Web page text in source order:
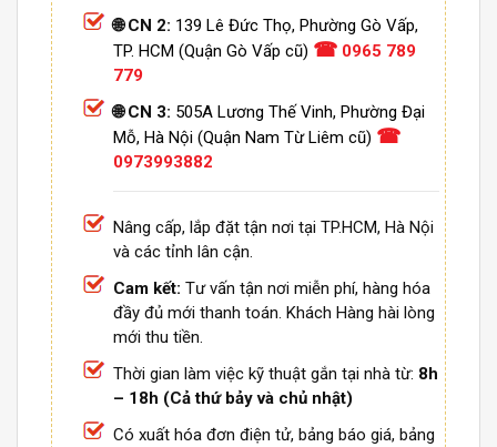
🌐 CN 2: 139 Lê Đức Thọ, Phường Gò Vấp,
TP. HCM (Quận Gò Vấp cũ) ☎ 0965 789
779
🌐 CN 3: 505A Lương Thế Vinh, Phường Đại
Mỗ, Hà Nội (Quận Nam Từ Liêm cũ) ☎
0973993882
Nâng cấp, lắp đặt tận nơi tại TP.HCM, Hà Nội
và các tỉnh lân cận.
Cam kết: Tư vấn tận nơi miễn phí, hàng hóa
đầy đủ mới thanh toán. Khách Hàng hài lòng
mới thu tiền.
Thời gian làm việc kỹ thuật gắn tại nhà từ: 8h
– 18h (Cả thứ bảy và chủ nhật)
Có xuất hóa đơn điện tử, bảng báo giá, bảng